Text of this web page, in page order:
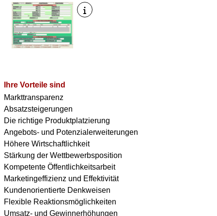
Ihre Vorteile sind
Markttransparenz
Absatzsteigerungen
Die richtige Produktplatzierung
Angebots- und Potenzialerweiterungen
Höhere Wirtschaftlichkeit
Stärkung der Wettbewerbsposition
Kompetente Öffentlichkeitsarbeit
Marketingeffizienz und Effektivität
Kundenorientierte Denkweisen
Flexible Reaktionsmöglichkeiten
Umsatz- und Gewinnerhöhungen